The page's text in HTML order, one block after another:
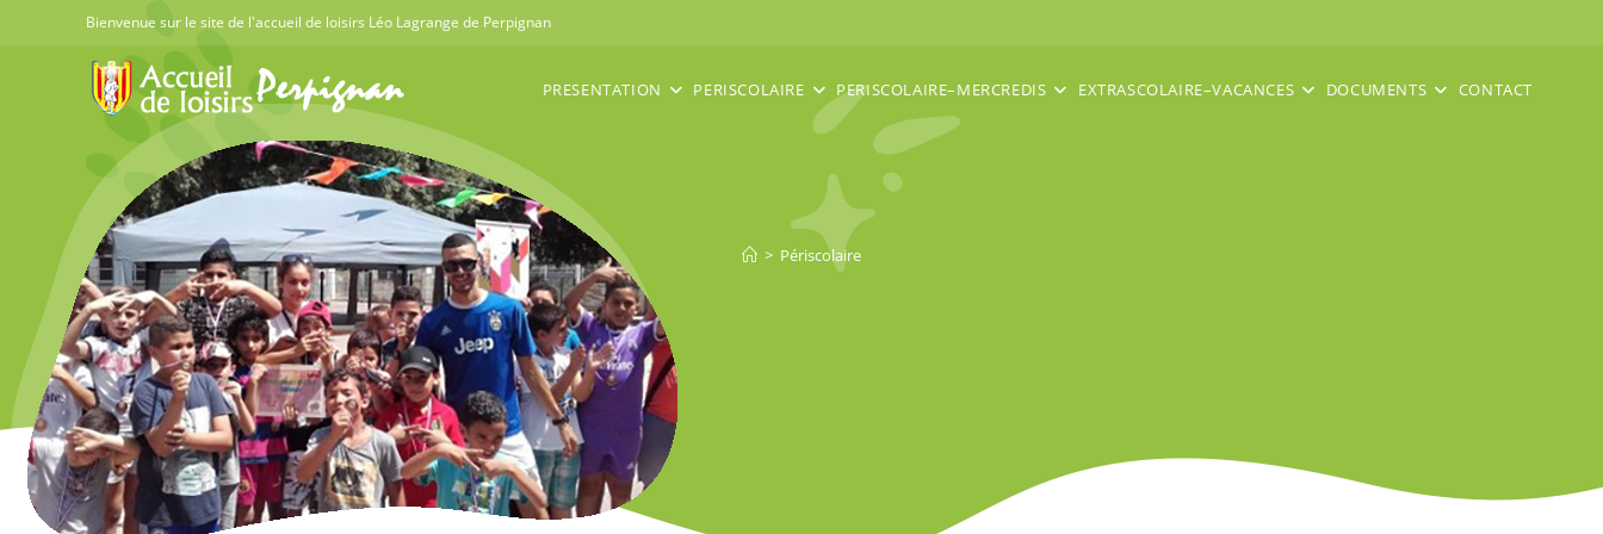
Bienvenue sur le site de l'accueil de loisirs Léo Lagrange de Perpignan
PRESENTATION PERISCOLAIRE PERISCOLAIRE–MERCREDIS EXTRASCOLAIRE–VACANCES DOCUMENTS CONTACT
> Périscolaire